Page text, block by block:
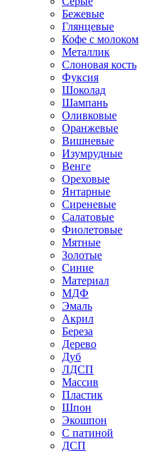
Бежевые
Глянцевые
Кофе с молоком
Металлик
Слоновая кость
Фуксия
Шоколад
Шампань
Оливковые
Оранжевые
Вишневые
Изумрудные
Венге
Ореховые
Янтарные
Сиреневые
Салатовые
Фиолетовые
Мятные
Золотые
Синие
Материал
МДФ
Эмаль
Акрил
Береза
Дерево
Дуб
ЛДСП
Массив
Пластик
Шпон
Экошпон
С патиной
ДСП